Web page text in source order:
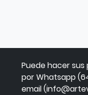
Puede hacer
por Whatsapp
email